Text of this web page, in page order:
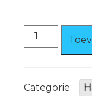
Hawaii
aantal
Categorie: